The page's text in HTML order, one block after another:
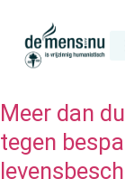
Meer dan
tegen